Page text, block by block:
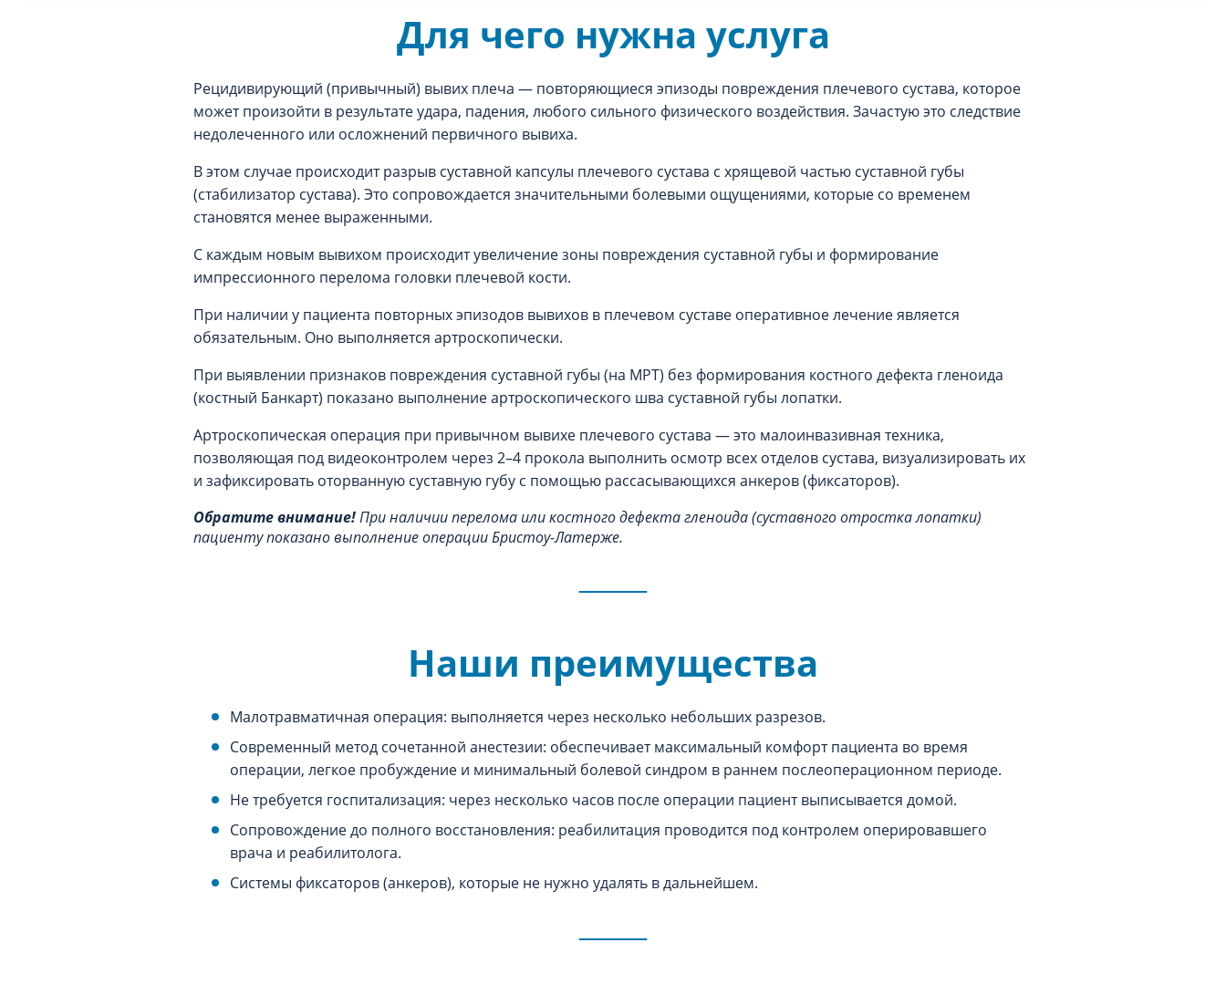
Для чего нужна услуга
Рецидивирующий (привычный) вывих плеча — повторяющиеся эпизоды повреждения плечевого сустава, которое
может произойти в результате удара, падения, любого сильного физического воздействия. Зачастую это следствие
недолеченного или осложнений первичного вывиха.
В этом случае происходит разрыв суставной капсулы плечевого сустава с хрящевой частью суставной губы
(стабилизатор сустава). Это сопровождается значительными болевыми ощущениями, которые со временем
становятся менее выраженными.
С каждым новым вывихом происходит увеличение зоны повреждения суставной губы и формирование
импрессионного перелома головки плечевой кости.
При наличии у пациента повторных эпизодов вывихов в плечевом суставе оперативное лечение является
обязательным. Оно выполняется артроскопически.
При выявлении признаков повреждения суставной губы (на МРТ) без формирования костного дефекта гленоида
(костный Банкарт) показано выполнение артроскопического шва суставной губы лопатки.
Артроскопическая операция при привычном вывихе плечевого сустава — это малоинвазивная техника,
позволяющая под видеоконтролем через 2–4 прокола выполнить осмотр всех отделов сустава, визуализировать их
и зафиксировать оторванную суставную губу с помощью рассасывающихся анкеров (фиксаторов).
Обратите внимание!При наличии перелома или костного дефекта гленоида (суставного отростка лопатки)
пациенту показано выполнение операции Бристоу-Латерже.
Наши преимущества
Малотравматичная операция: выполняется через несколько небольших разрезов.
Современный метод сочетанной анестезии: обеспечивает максимальный комфорт пациента во время
операции, легкое пробуждение и минимальный болевой синдром в раннем послеоперационном периоде.
Не требуется госпитализация: через несколько часов после операции пациент выписывается домой.
Сопровождение до полного восстановления: реабилитация проводится под контролем оперировавшего
врача и реабилитолога.
Системы фиксаторов (анкеров), которые не нужно удалять в дальнейшем.